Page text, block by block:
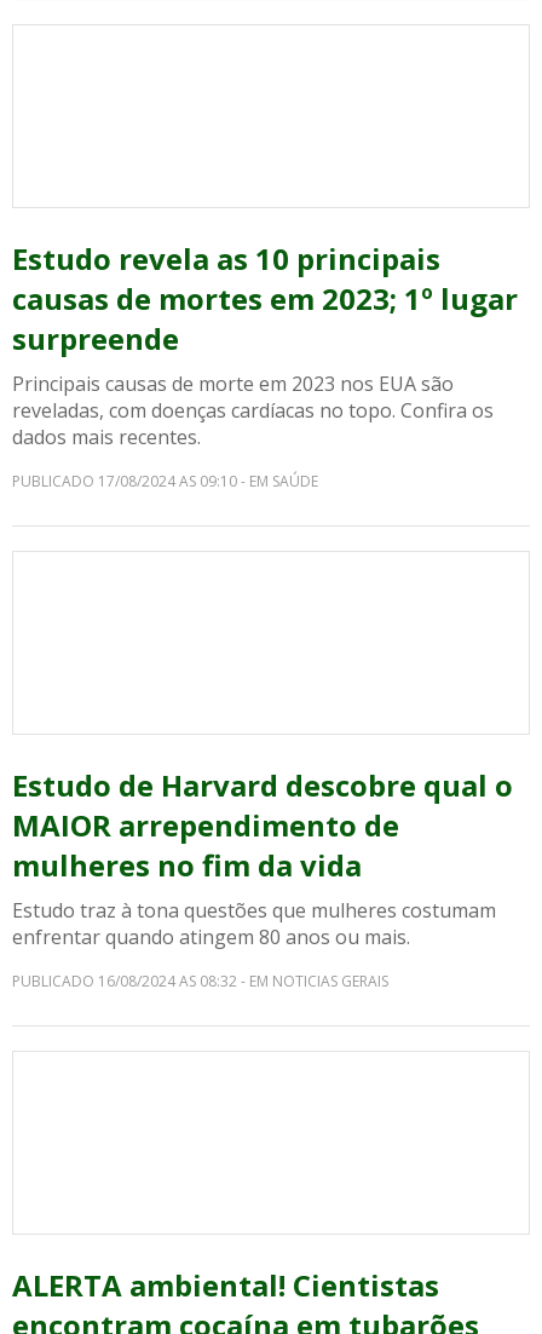
Estudo revela as 10 principais
causas de mortes em 2023; 1º lugar
surpreende
Principais causas de morte em 2023 nos EUA são
reveladas, com doenças cardíacas no topo. Confira os
dados mais recentes.
PUBLICADO 17/08/2024 AS 09:10 - EM SAÚDE
Estudo de Harvard descobre qual o
MAIOR arrependimento de
mulheres no fim da vida
Estudo traz à tona questões que mulheres costumam
enfrentar quando atingem 80 anos ou mais.
PUBLICADO 16/08/2024 AS 08:32 - EM NOTICIAS GERAIS
ALERTA ambiental! Cientistas
encontram cocaína em tubarões